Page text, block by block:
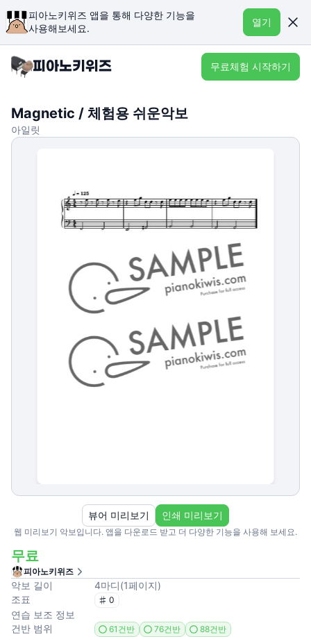
피아노키위즈 앱을 통해 다양한 기능을
사용해보세요.
열기
무료체험 시작하기
Magnetic / 체험용 쉬운악보
아일릿
웹 미리보기 악보입니다. 앱을 다운로드 받고 더 다양한 기능을 사용해 보세요.
뷰어 미리보기 인쇄 미리보기
무료
피아노키위즈
악보 길이 4마디(1페이지)
조표
0
연습 보조 정보
건반 범위
61건반 76건반 88건반